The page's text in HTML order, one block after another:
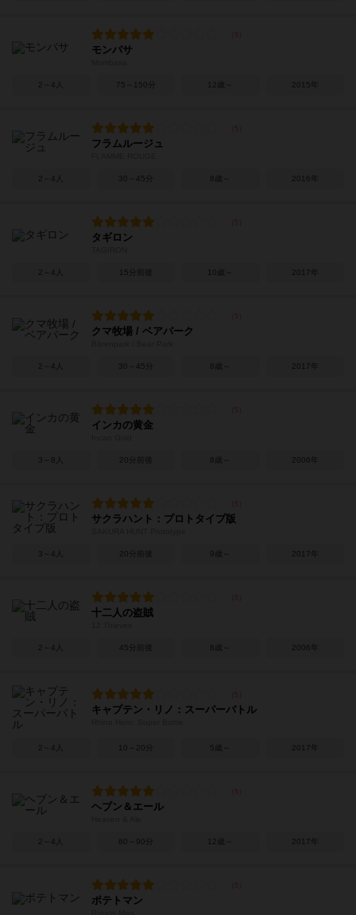
モンバサ
2～4人 75～150分 12歳～ 2015年
フラムルージュ
2～4人 30～45分 8歳～ 2016年
タギロン
2～4人 15分前後 10歳～ 2017年
クマ牧場 / ベアパーク
2～4人 30～45分 8歳～ 2017年
インカの黄金
3～8人 20分前後 8歳～ 2006年
サクラハント：プロトタイプ版
3～4人 20分前後 9歳～ 2017年
十二人の盗賊
2～4人 45分前後 8歳～ 2006年
キャプテン・リノ：スーパーバトル
2～4人 10～20分 5歳～ 2017年
ヘブン＆エール
2～4人 60～90分 12歳～ 2017年
ポテトマン